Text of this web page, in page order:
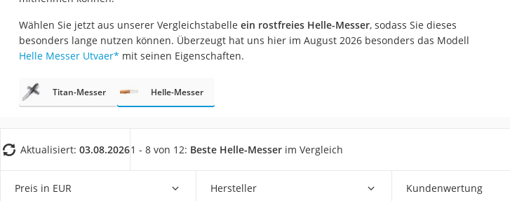
Trekkingschuhe Herren
Reisetasche mit Rollen
Faltschloss
Vibrationsplatte
Wählen Sie jetzt aus unserer Vergleichstabelle ein rostfreies Helle-Messer, sodass Sie dieses
besonders lange nutzen können. Überzeugt hat uns hier im August 2026 besonders das Modell
Helle Messer Utvaer* mit seinen Eigenschaften.
Titan-Messer Helle-Messer
Aktualisiert: 03.08.20261 - 8 von 12: Beste Helle-Messer im Vergleich
Preis in EUR Hersteller Kundenwertung